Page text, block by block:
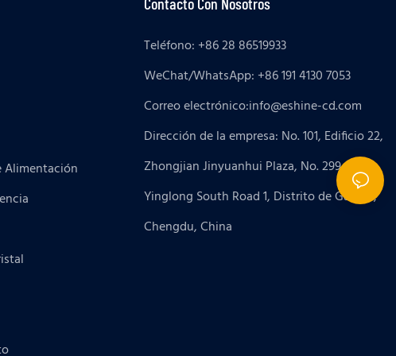
Alimentación
Teléfono: +86 28 86519933
WeChat/WhatsApp: +86 191 4130 7053
Correo electrónico:info@eshine-cd.com
Dirección de la empresa: No. 101, Edificio 22,
Zhongjian Jinyuanhui Plaza, No. 299
Yinglong South Road 1, Distrito de Gaoxin,
Chengdu, China